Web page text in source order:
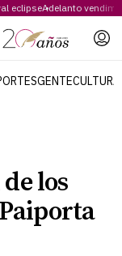
eclipseAdelanto
GENTECULTURA
los